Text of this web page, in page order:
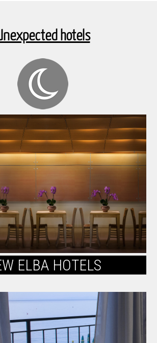
hotels
ELBA HOTELS